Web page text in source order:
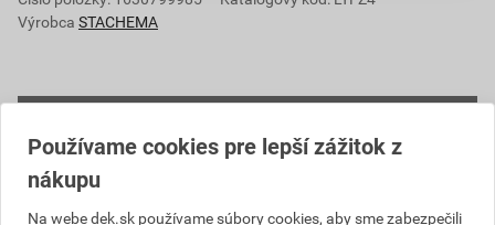
Výrobca STACHEMA
Lignofix TERASOVÝ OLEJ je jemná homogénna
Používame cookies pre lepší zážitok z
nákupu
Na webe dek.sk používame súbory cookies, aby sme zabezpečili